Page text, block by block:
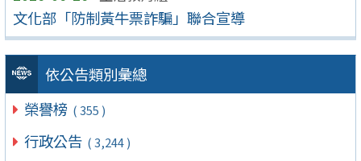
文化部「防制黃牛票詐騙」聯合宣導
依公告類別彙總
榮譽榜 ( 355 )
行政公告 ( 3,244 )